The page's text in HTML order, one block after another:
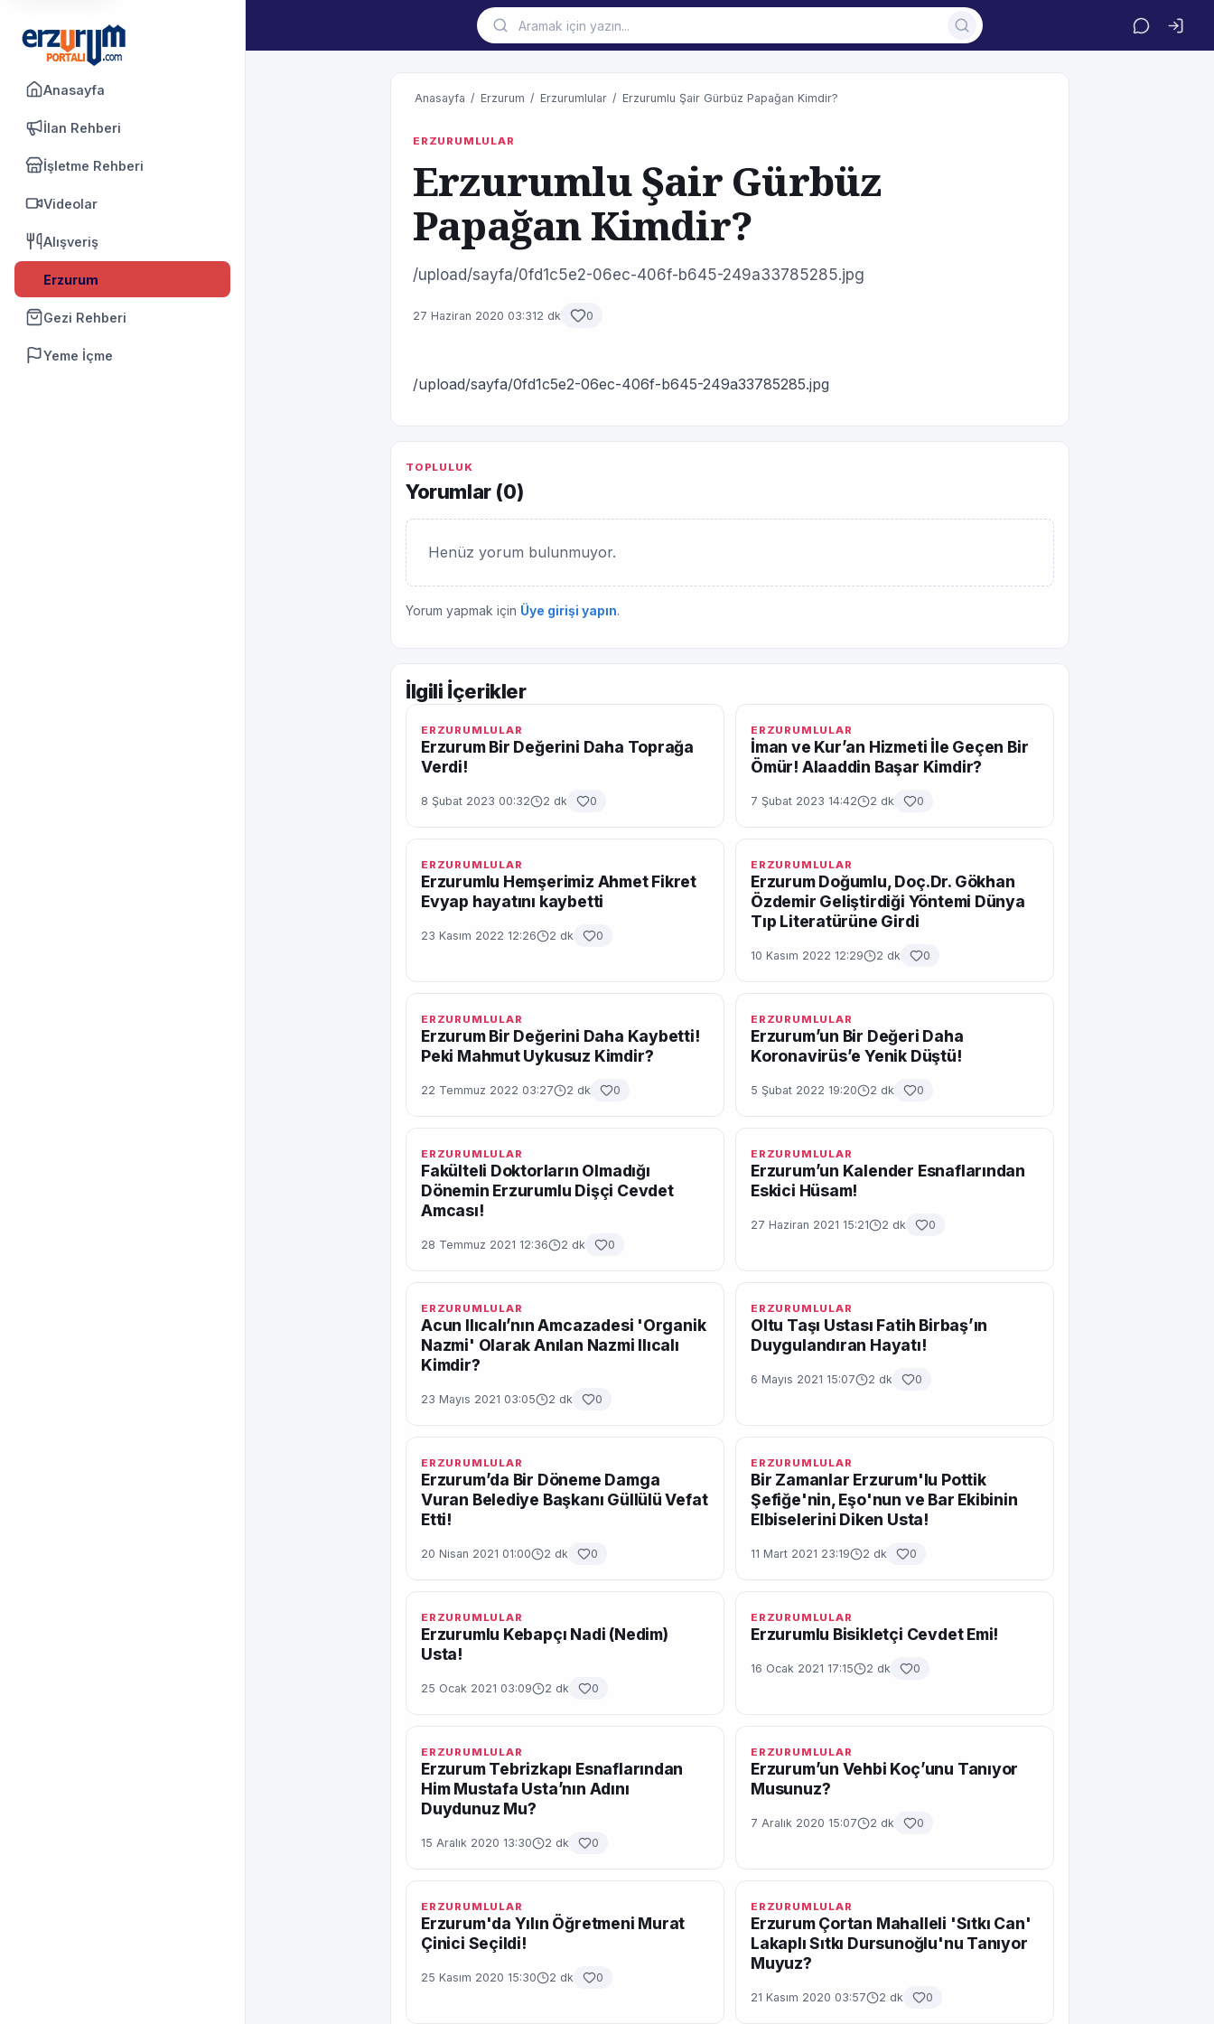
Anasayfa
İlan Rehberi
İşletme Rehberi
Videolar
Alışveriş
Erzurum
Gezi Rehberi
Yeme İçme
Anasayfa / Erzurum / Erzurumlular / Erzurumlu Şair Gürbüz Papağan Kimdir?
ERZURUMLULAR
Erzurumlu Şair Gürbüz
Papağan Kimdir?
/upload/sayfa/0fd1c5e2-06ec-406f-b645-249a33785285.jpg
27 Haziran 2020 03:312 dk 0
/upload/sayfa/0fd1c5e2-06ec-406f-b645-249a33785285.jpg
TOPLULUK
Yorumlar (0)
Henüz yorum bulunmuyor.
Yorum yapmak için Üye girişi yapın.
İlgili İçerikler
ERZURUMLULAR
Erzurum Bir Değerini Daha Toprağa
Verdi!
8 Şubat 2023 00:32 2 dk 0
ERZURUMLULAR
İman ve Kur’an Hizmeti İle Geçen Bir
Ömür! Alaaddin Başar Kimdir?
7 Şubat 2023 14:42 2 dk 0
ERZURUMLULAR
Erzurumlu Hemşerimiz Ahmet Fikret
Evyap hayatını kaybetti
23 Kasım 2022 12:26 2 dk 0
ERZURUMLULAR
Erzurum Doğumlu, Doç.Dr. Gökhan
Özdemir Geliştirdiği Yöntemi Dünya
Tıp Literatürüne Girdi
10 Kasım 2022 12:29 2 dk 0
ERZURUMLULAR
Erzurum Bir Değerini Daha Kaybetti!
Peki Mahmut Uykusuz Kimdir?
22 Temmuz 2022 03:27 2 dk 0
ERZURUMLULAR
Erzurum’un Bir Değeri Daha
Koronavirüs’e Yenik Düştü!
5 Şubat 2022 19:20 2 dk 0
ERZURUMLULAR
Fakülteli Doktorların Olmadığı
Dönemin Erzurumlu Dişçi Cevdet
Amcası!
28 Temmuz 2021 12:36 2 dk 0
ERZURUMLULAR
Erzurum’un Kalender Esnaflarından
Eskici Hüsam!
27 Haziran 2021 15:21 2 dk 0
ERZURUMLULAR
Acun Ilıcalı’nın Amcazadesi 'Organik
Nazmi' Olarak Anılan Nazmi Ilıcalı
Kimdir?
23 Mayıs 2021 03:05 2 dk 0
ERZURUMLULAR
Oltu Taşı Ustası Fatih Birbaş’ın
Duygulandıran Hayatı!
6 Mayıs 2021 15:07 2 dk 0
ERZURUMLULAR
Erzurum’da Bir Döneme Damga
Vuran Belediye Başkanı Güllülü Vefat
Etti!
20 Nisan 2021 01:00 2 dk 0
ERZURUMLULAR
Bir Zamanlar Erzurum'lu Pottik
Şefiğe'nin, Eşo'nun ve Bar Ekibinin
Elbiselerini Diken Usta!
11 Mart 2021 23:19 2 dk 0
ERZURUMLULAR
Erzurumlu Kebapçı Nadi (Nedim)
Usta!
25 Ocak 2021 03:09 2 dk 0
ERZURUMLULAR
Erzurumlu Bisikletçi Cevdet Emi!
16 Ocak 2021 17:15 2 dk 0
ERZURUMLULAR
Erzurum Tebrizkapı Esnaflarından
Him Mustafa Usta’nın Adını
Duydunuz Mu?
15 Aralık 2020 13:30 2 dk 0
ERZURUMLULAR
Erzurum’un Vehbi Koç’unu Tanıyor
Musunuz?
7 Aralık 2020 15:07 2 dk 0
ERZURUMLULAR
Erzurum'da Yılın Öğretmeni Murat
Çinici Seçildi!
25 Kasım 2020 15:30 2 dk 0
ERZURUMLULAR
Erzurum Çortan Mahalleli 'Sıtkı Can'
Lakaplı Sıtkı Dursunoğlu'nu Tanıyor
Muyuz?
21 Kasım 2020 03:57 2 dk 0